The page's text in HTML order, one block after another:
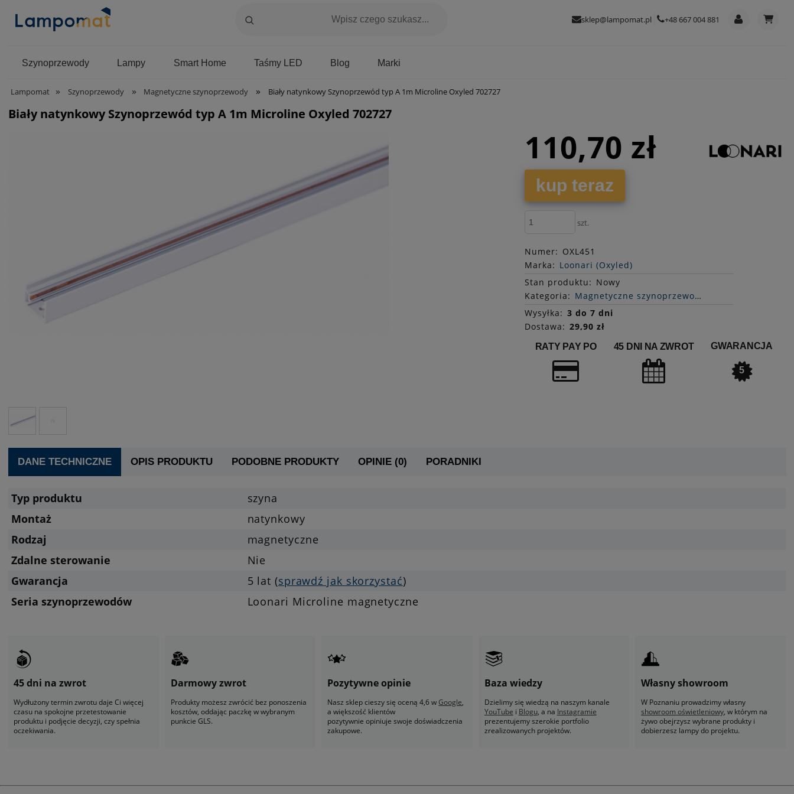
sklep@lampomat.pl +48 667 004 881
Szynoprzewody Lampy Smart Home Blog
Taśmy LED Marki
Lampomat » Szynoprzewody » Magnetyczne szynoprzewody » Biały natynkowy Szynoprzewód typ A 1m Microline Oxyled 702727
Biały natynkowy Szynoprzewód typ A 1m Microline Oxyled 702727
110,70 zł
kup teraz
szt.
Numer: OXL451
Marka: Loonari (Oxyled)
Stan produktu: Nowy
Kategoria: Magnetyczne szynoprzewody
Wysyłka: 3 do 7 dni
Dostawa: 29,90 zł
RATY PAY PO 45 DNI NA ZWROT GWARANCJA
5
DANE TECHNICZNE OPIS PRODUKTU PODOBNE PRODUKTY OPINIE (0) PORADNIKI
Typ produktu
szyna
Montaż
natynkowy
Rodzaj
magnetyczne
Zdalne sterowanie
Nie
Gwarancja
5 lat (sprawdź jak skorzystać)
Seria szynoprzewodów
Loonari Microline magnetyczne
45 dni na zwrot
Wydłużony termin zwrotu daje Ci więcej
czasu na spokojne przetestowanie
produktu i podjęcie decyzji, czy spełnia
oczekiwania.
Darmowy zwrot
Produkty możesz zwrócić bez ponoszenia
kosztów, oddając paczkę w wybranym
punkcie GLS.
Pozytywne opinie
Nasz sklep cieszy się oceną 4,6 wGoogle,
a większość klientów
pozytywnie opiniuje swoje doświadczenia
zakupowe.
Baza wiedzy
Dzielimy się wiedzą na naszym kanale
YouTube i Blogu, a na Instagramie
prezentujemy szerokie portfolio
zrealizowanych projektów.
Własny showroom
W Poznaniu prowadzimy własny
showroom oświetleniowy, w którym na
żywo obejrzysz wybrane produkty i
dobierzesz lampy do projektu.